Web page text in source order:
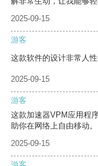
2025-09-15
游客
这款软件的设计非常人
2025-09-15
游客
这款加速器VPM应用程
助你在网络上自由移动。
2025-09-15